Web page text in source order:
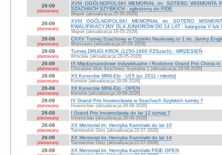
26-09
planowany
XVIII OGÓLNOPOLSKI MEMORIAŁ im. SOTERO WISMONTA
SZACHACH SZYBKICH - zgłoszony do FIDE
Słupsk [aktualizacja:25-05-2026]
26-09
planowany
XVIII OGÓLNOPOLSKI MEMORIAŁ im. SOTERO
KWALIFIKACYJNY DLA JUNIORÓW DO 14 LAT - kategoria V
Słupsk [aktualizacja:16-05-2026]
26-09
planowany
CXXV Turniej Szachowy w Czytelni Naukowej nr 1 im. Janiny
Warszawa [aktualizacja:07-05-2026]
26-09
planowany
Turniej DRUGI KROK (1250-1600 PZSzach) - WRZESIEŃ
Wrocław [aktualizacja:28-05-2026]
26-09
planowany
IX Międzynarodowe Indywidualne i Rodzinne Grand Prix Chess
Chrzanów Klub Szachowy Szpitalna 1 [aktualizacja:18-06-2026]
26-09
planowany
XII Koneckie MINI-Elo - U15 (ur. 2011 i młodsi)
Końskie [aktualizacja:19-06-2026]
26-09
planowany
XII Koneckie MINI-Elo - OPEN
Końskie [aktualizacja:19-06-2026]
26-09
planowany
IV Grand Prix Inowrocławia w Szachach Szybkich turniej 7
Inowrocław [aktualizacja:28-06-2026]
26-09
planowany
I Grand Prix Inowrocławia do lat 12 turniej 7
Inowrocław [aktualizacja:28-06-2026]
26-09
planowany
XX Memoriał im. Henryka Karnówki do lat 10
Tarnowskie Góry [aktualizacja:22-07-2026]
26-09
planowany
XX Memoriał im. Henryka Karnówki do lat 14
Tarnowskie Góry [aktualizacja:22-07-2026]
26-09 XX Memoriał im. Henryka Karnówki FIDE OPEN